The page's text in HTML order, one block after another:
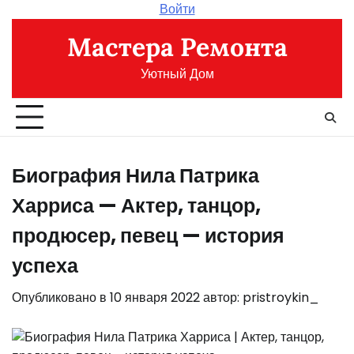
содержимому
Войти
Мастера Ремонта
Уютный Дом
Биография Нила Патрика
Харриса — Актер, танцор,
продюсер, певец — история
успеха
Опубликовано в 10 января 2022автор: pristroykin_